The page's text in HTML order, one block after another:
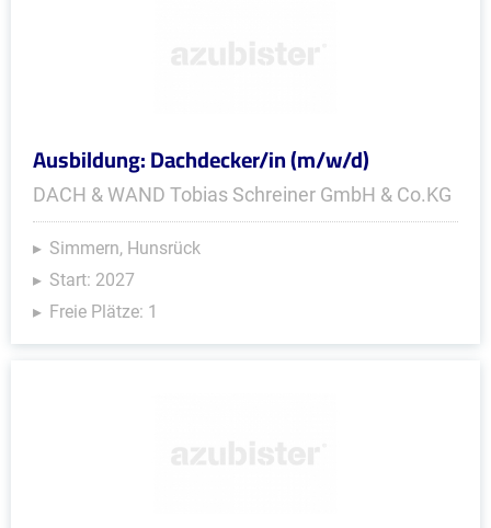
Ausbildung: Dachdecker/in (m/w/d)
DACH & WAND Tobias Schreiner GmbH & Co.KG
Simmern, Hunsrück
Start: 2027
Freie Plätze: 1